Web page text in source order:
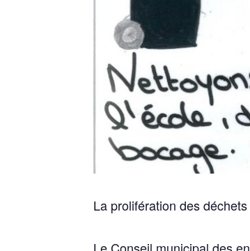
La prolifération des